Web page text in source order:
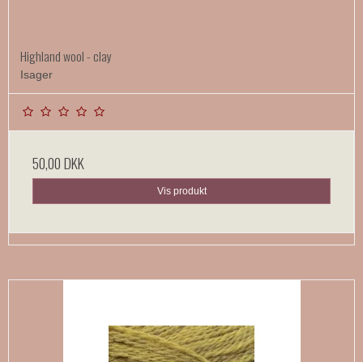
Highland wool - clay
Isager
50,00 DKK
Vis produkt